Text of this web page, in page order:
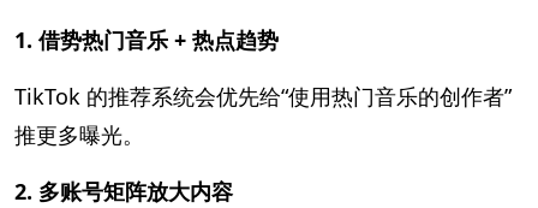
1. 借势热门音乐 + 热点趋势
TikTok 的推荐系统会优先给“使用热门音乐的创作者”
推更多曝光。
2. 多账号矩阵放大内容